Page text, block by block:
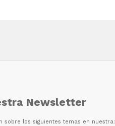
Newsletter
n sobre los siguientes temas en nuestra: